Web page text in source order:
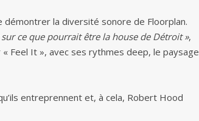
démontrer la diversité sonore de Floorplan.
sur ce que pourrait être la house de Détroit »,
Feel It », avec ses rythmes deep, le paysage
entreprennent et, à cela, Robert Hood